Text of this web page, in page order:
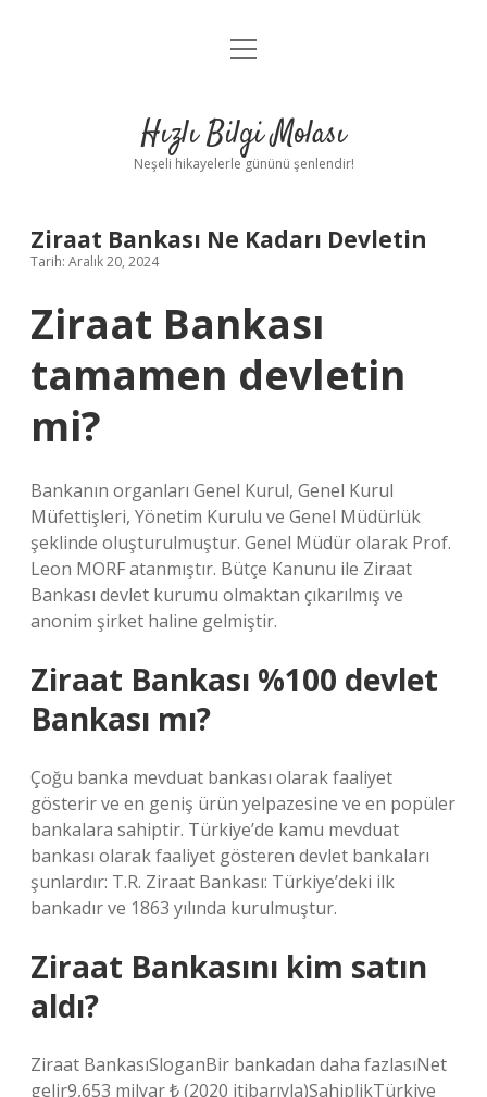
Anasayfa
Yasal Uyarı
menüyü
Hızlı Bilgi Molası
Neşeli hikayelerle gününü şenlendir!
Ziraat Bankası Ne Kadarı Devletin
Tarih: Aralık 20, 2024
Ziraat Bankası
tamamen devletin
mi?
Bankanın organları Genel Kurul, Genel Kurul
Müfettişleri, Yönetim Kurulu ve Genel Müdürlük
şeklinde oluşturulmuştur. Genel Müdür olarak Prof.
Leon MORF atanmıştır. Bütçe Kanunu ile Ziraat
Bankası devlet kurumu olmaktan çıkarılmış ve
anonim şirket haline gelmiştir.
Ziraat Bankası %100 devlet
Bankası mı?
Çoğu banka mevduat bankası olarak faaliyet
gösterir ve en geniş ürün yelpazesine ve en popüler
bankalara sahiptir. Türkiye’de kamu mevduat
bankası olarak faaliyet gösteren devlet bankaları
şunlardır: T.R. Ziraat Bankası: Türkiye’deki ilk
bankadır ve 1863 yılında kurulmuştur.
Ziraat Bankasını kim satın
aldı?
Ziraat BankasıSloganBir bankadan daha fazlasıNet
gelir9,653 milyar ₺ (2020 itibarıyla)SahiplikTürkiye